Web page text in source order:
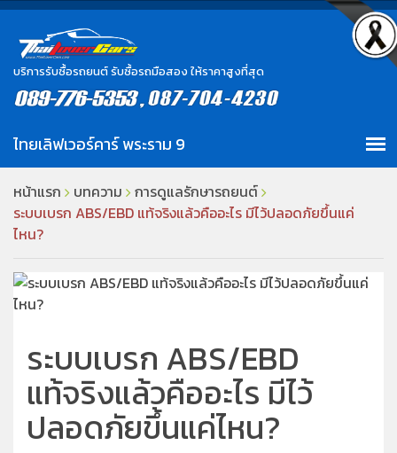
บริการรับซื้อรถยนต์ รับซื้อรถมือสอง ให้ราคาสูงที่สุด
หน้าแรก บทความ
การดูแลรักษารถยนต์
ระบบเบรก ABS/EBD แท้จริงแล้วคืออะไร มีไว้ปลอดภัยขึ้นแค่
ไหน?
ระบบเบรก ABS/EBD
แท้จริงแล้วคืออะไร มีไว้
ปลอดภัยขึ้นแค่ไหน?